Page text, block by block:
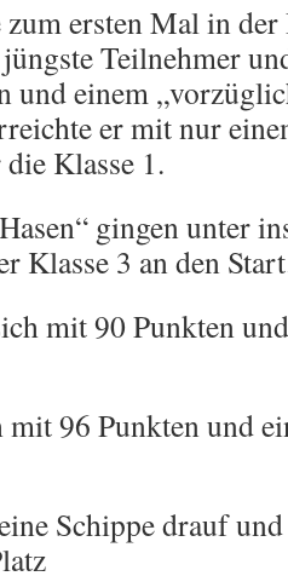
ersten Mal in
Teilnehmer
und einem
er mit nur
Klasse 1.
gingen unter
Klasse 3 an den
mit 90 Punkten
96 Punkten und
Schippe drauf